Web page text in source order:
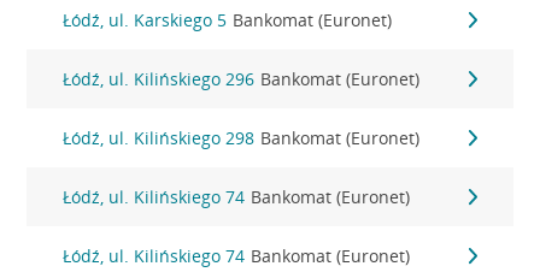
Łódź, ul. Karskiego 5 Bankomat (Euronet)
Łódź, ul. Kilińskiego 296 Bankomat (Euronet)
Łódź, ul. Kilińskiego 298 Bankomat (Euronet)
Łódź, ul. Kilińskiego 74 Bankomat (Euronet)
Łódź, ul. Kilińskiego 74 Bankomat (Euronet)